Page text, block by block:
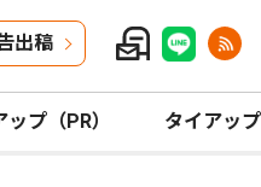
出稿
プ（PR） タイアップ